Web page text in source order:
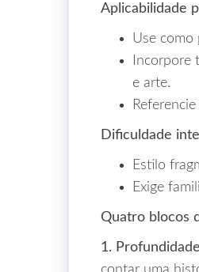
Aplicabilidade
Use como
Incorpore
e arte.
Dificuldade
Estilo
Exige
Quatro blocos
1.